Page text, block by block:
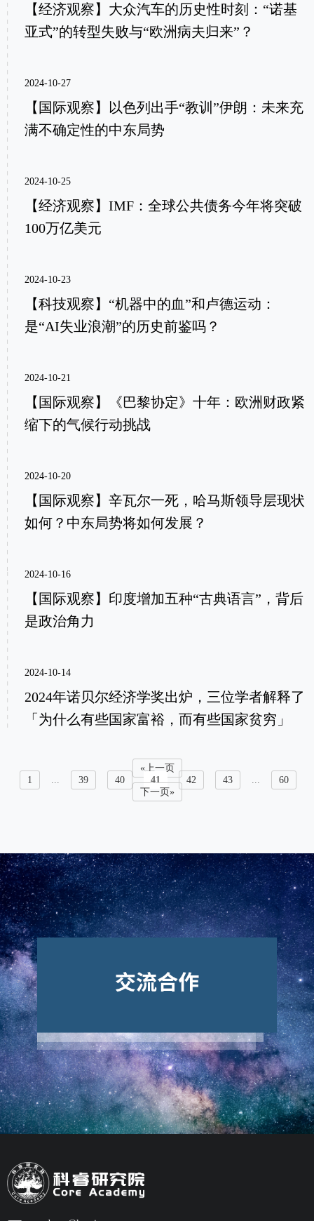
【经济观察】大众汽车的历史性时刻：“诺基
亚式”的转型失败与“欧洲病夫归来”？
2024-10-27
【国际观察】以色列出手“教训”伊朗：未来充
满不确定性的中东局势
2024-10-25
【经济观察】IMF：全球公共债务今年将突破
100万亿美元
2024-10-23
【科技观察】“机器中的血”和卢德运动：
是“AI失业浪潮”的历史前鉴吗？
2024-10-21
【国际观察】《巴黎协定》十年：欧洲财政紧
缩下的气候行动挑战
2024-10-20
【国际观察】辛瓦尔一死，哈马斯领导层现状
如何？中东局势将如何发展？
2024-10-16
【国际观察】印度增加五种“古典语言”，背后
是政治角力
2024-10-14
2024年诺贝尔经济学奖出炉，三位学者解释了
「为什么有些国家富裕，而有些国家贫穷」
«上一页
1
39 40 41 42 43
60
下一页»